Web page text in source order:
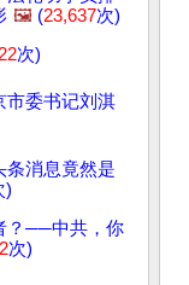
🖼️ (23,637次)
次)
市委书记刘淇
条消息竟然是
)
？──中共，你
次)